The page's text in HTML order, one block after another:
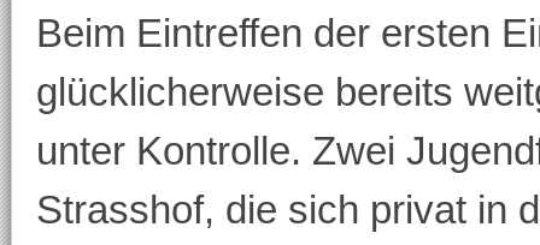
Beim Eintreffen der ersten
glücklicherweise bereits
unter Kontrolle. Zwei
Strasshof, die sich privat in